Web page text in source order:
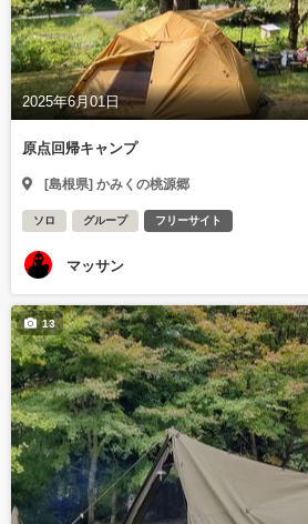
2025年6月01日
原点回帰キャンプ
[島根県] かみくの桃源郷
ソロ グループ フリーサイト
マッサン
13